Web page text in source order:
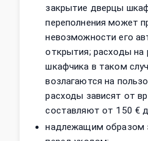
закрытие дверцы
переполнения может
невозможности его
открытия; расходы на
шкафчика в таком
возлагаются на
расходы зависят от
составляют от 150 €
надлежащим образом